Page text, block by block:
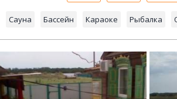
Сауна Бассейн Караоке Рыбалка